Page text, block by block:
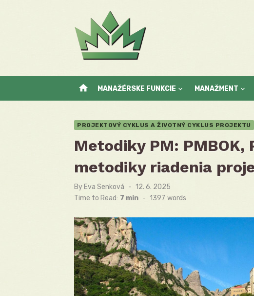
home MANAŽÉRSKE FUNKCIE MANAŽMENT
PROJEKTOVÝ CYKLUS A ŽIVOTNÝ CYKLUS PROJEKTU
Metodiky PM: PMBOK,
metodiky riadenia
By Eva Senková
Posted
on
12. 6. 2025
Time to Read: 7 min - 1397 words